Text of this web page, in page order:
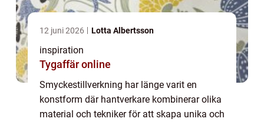
12 juni 2026 Lotta Albertsson
inspiration
Tygaffär online
Smyckestillverkning har länge varit en
konstform där hantverkare kombinerar olika
material och tekniker för att skapa unika och